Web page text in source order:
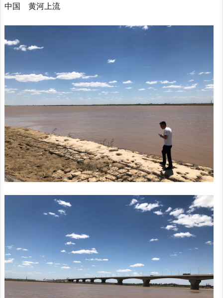
中国 黄河上流